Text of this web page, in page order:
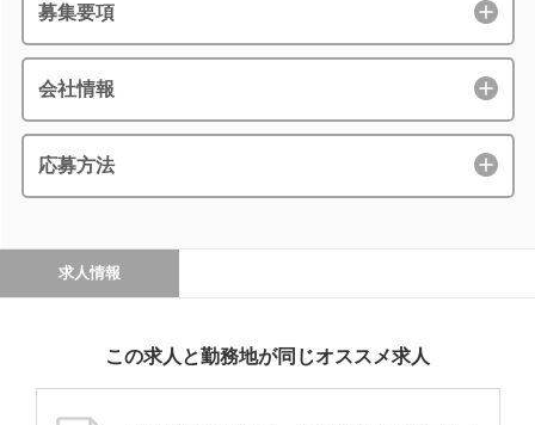
募集要項
会社情報
応募方法
求人情報
この求人と勤務地が同じオススメ求人